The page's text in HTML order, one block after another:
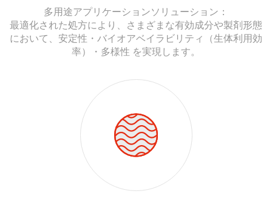
多用途アプリケーションソリューション：
最適化された処方により、さまざまな有効成分や製剤形態
において、安定性・バイオアベイラビリティ（生体利用効
率）・多様性 を実現します。